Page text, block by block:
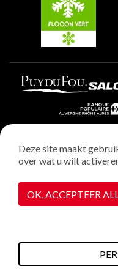
Plagne Aime 2000
Wettelijke vermeldingen
Privacybeleid
Realisatie : StudioJuillet
Cookiebeheer
Deze site maakt
over wat u wilt
OK, ACCEPTEER